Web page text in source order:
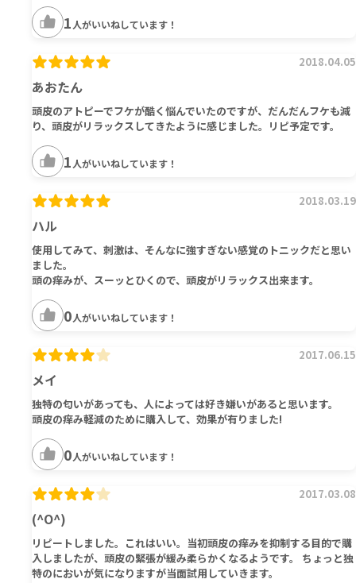
1 人がいいねしています！
あおたん
2018.04.05
頭皮のアトピーでフケが酷く悩んでいたのですが、だんだんフケも減
り、頭皮がリラックスしてきたように感じました。リピ予定です。
1 人がいいねしています！
ハル
2018.03.19
使用してみて、刺激は、そんなに強すぎない感覚のトニックだと思い
ました。
頭の痒みが、スーッとひくので、頭皮がリラックス出来ます。
0人がいいねしています！
メイ
2017.06.15
独特の匂いがあっても、人によっては好き嫌いがあると思います。
頭皮の痒み軽減のために購入して、効果が有りました!
0人がいいねしています！
(^O^)
2017.03.08
リピートしました。これはいい。当初頭皮の痒みを抑制する目的で購
入しましたが、頭皮の緊張が緩み柔らかくなるようです。 ちょっと独
特のにおいが気になりますが当面試用していきます。